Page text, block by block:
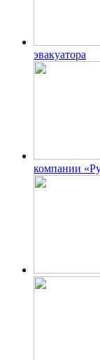
эвакуатора
компании